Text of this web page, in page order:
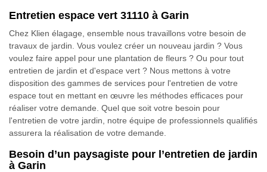
Entretien espace vert 31110 à Garin
Chez Klien élagage, ensemble nous travaillons votre besoin de
travaux de jardin. Vous voulez créer un nouveau jardin ? Vous
voulez faire appel pour une plantation de fleurs ? Ou pour tout
entretien de jardin et d'espace vert ? Nous mettons à votre
disposition des gammes de services pour l'entretien de votre
espace tout en mettant en œuvre les méthodes efficaces pour
réaliser votre demande. Quel que soit votre besoin pour
l'entretien de votre jardin, notre équipe de professionnels qualifiés
assurera la réalisation de votre demande.
Besoin d’un paysagiste pour l’entretien de jardin
à Garin